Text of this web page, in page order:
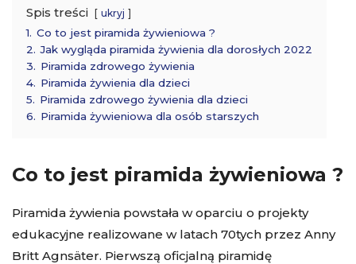
Spis treści ukryj
1. Co to jest piramida żywieniowa ?
2. Jak wygląda piramida żywienia dla dorosłych 2022
3. Piramida zdrowego żywienia
4. Piramida żywienia dla dzieci
5. Piramida zdrowego żywienia dla dzieci
6. Piramida żywieniowa dla osób starszych
Co to jest piramida żywieniowa ?
Piramida żywienia powstała w oparciu o projekty
edukacyjne realizowane w latach 70tych przez Anny
Britt Agnsäter. Pierwszą oficjalną piramidę